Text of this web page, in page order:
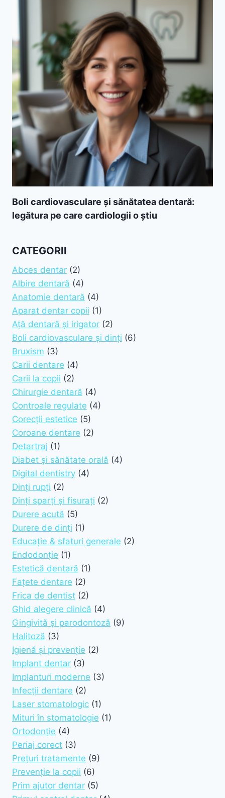
Boli cardiovasculare și sănătatea dentară:
legătura pe care cardiologii o știu
CATEGORII
Abces dentar (2)
Albire dentară (4)
Anatomie dentară (4)
Aparat dentar copii (1)
Ață dentară și irigator (2)
Boli cardiovasculare și dinți (6)
Bruxism (3)
Carii dentare (4)
Carii la copii (2)
Chirurgie dentară (4)
Controale regulate (4)
Corecții estetice (5)
Coroane dentare (2)
Detartraj (1)
Diabet și sănătate orală (4)
Digital dentistry (4)
Dinți rupți (2)
Dinți sparți și fisurați (2)
Durere acută (5)
Durere de dinți (1)
Educație & sfaturi generale (2)
Endodonție (1)
Estetică dentară (1)
Fațete dentare (2)
Frica de dentist (2)
Ghid alegere clinică (4)
Gingivită și parodontoză (9)
Halitoză (3)
Igienă și prevenție (2)
Implant dentar (3)
Implanturi moderne (3)
Infecții dentare (2)
Laser stomatologic (1)
Mituri în stomatologie (1)
Ortodonție (4)
Periaj corect (3)
Prețuri tratamente (9)
Prevenție la copii (6)
Prim ajutor dentar (5)